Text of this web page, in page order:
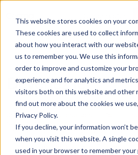
This website stores cookies on your
These cookies are used to collect
about how you interact with our
us to remember you. We use this
order to improve and customize your
experience and for analytics and
visitors both on this website and other
find out more about the cookies we
Privacy Policy.
If you decline, your information won’t
when you visit this website. A single
used in your browser to remember
POUR LES ÉQUIPES IT
Devenez leHéros
informatique
Corma aide les équipes
qui concerne les logiciels.
informatique, vous pouvez
automatiser la gestion de vos
logicielles de manière fluide.